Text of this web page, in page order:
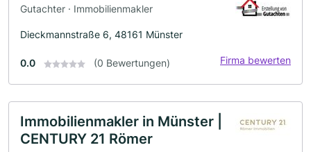
Gutachter · Immobilienmakler
Dieckmannstraße 6, 48161 Münster
0.0 (0 Bewertungen) Firma bewerten
Immobilienmakler in Münster |
CENTURY 21 Römer